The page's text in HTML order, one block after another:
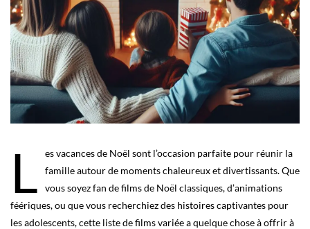
L
es vacances de Noël sont l’occasion parfaite pour réunir la
famille autour de moments chaleureux et divertissants. Que
vous soyez fan de films de Noël classiques, d’animations
féériques, ou que vous recherchiez des histoires captivantes pour
les adolescents, cette liste de films variée a quelque chose à offrir à